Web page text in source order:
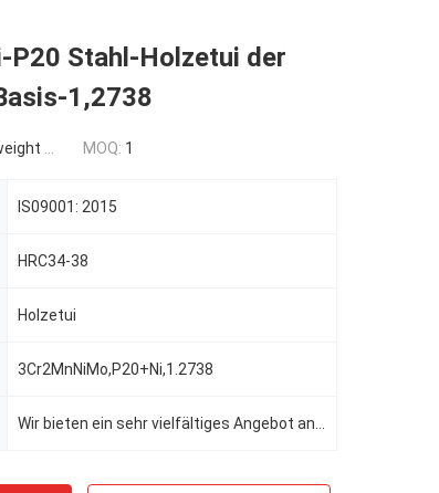
P20 Stahl-Holzetui der
1,2738
material MOQ: 1
IS09001: 2015
HRC34-38
Holzetui
3Cr2MnNiMo,P20+Ni,1.2738